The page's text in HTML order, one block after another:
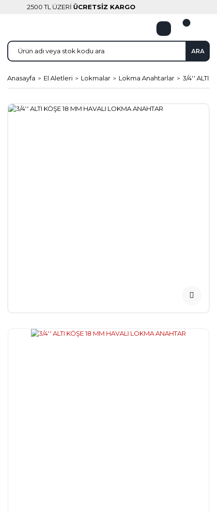
2500 TL ÜZERİ ÜCRETSİZ KARGO
ARA
Anasayfa El Aletleri Lokmalar Lokma Anahtarlar 3/4'' ALTI